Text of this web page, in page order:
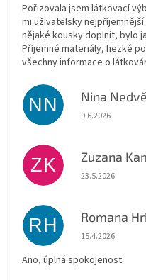
Pořizovala jsem látkovací
mi uživatelsky
nějaké kousky doplnit, bylo
Příjemné materiály, hezké
všechny informace o
NN Nina
Hodnocení
9.6.2026
ZK Zuzana
Hodnocení
23.5.2026
RH Romana
Hodnocení
15.4.2026
Ano, úplná spokojenost.